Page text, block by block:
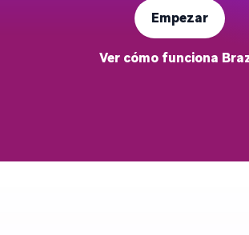
Empezar
Ver cómo funciona